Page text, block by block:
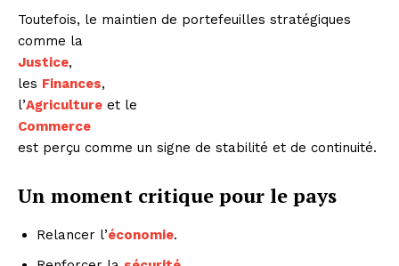
Toutefois, le maintien de portefeuilles stratégiques
comme la
Justice,
les Finances,
l’Agriculture et le
Commerce
est perçu comme un signe de stabilité et de continuité.
Un moment critique pour le pays
Relancer l’économie.